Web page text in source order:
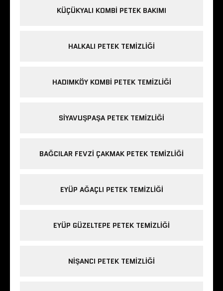
KÜÇÜKYALI KOMBI PETEK BAKIMI
HALKALI PETEK TEMIZLIĞI
HADIMKÖY KOMBI PETEK TEMIZLIĞI
SIYAVUŞPAŞA PETEK TEMIZLIĞI
BAĞCILAR FEVZI ÇAKMAK PETEK TEMIZLIĞI
EYÜP AĞAÇLI PETEK TEMIZLIĞI
EYÜP GÜZELTEPE PETEK TEMIZLIĞI
NIŞANCI PETEK TEMIZLIĞI